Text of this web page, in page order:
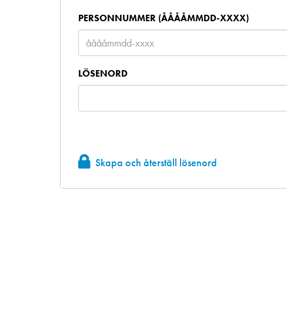
PERSONNUMMER (ÅÅÅÅMMDD-XXXX)
LÖSENORD
Skapa och återställ lösenord